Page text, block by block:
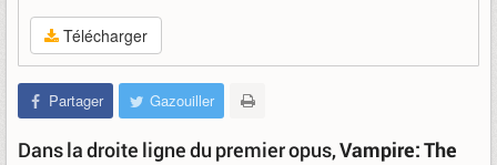
Télécharger
Partager Gazouiller
Dans la droite ligne du premier opus,Vampire: The